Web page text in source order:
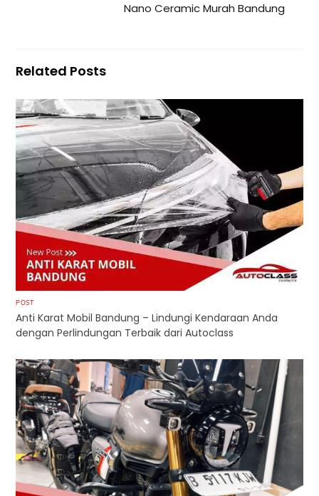
Nano Ceramic Murah Bandung
Related Posts
POST
Anti Karat Mobil Bandung – Lindungi Kendaraan Anda
dengan Perlindungan Terbaik dari Autoclass